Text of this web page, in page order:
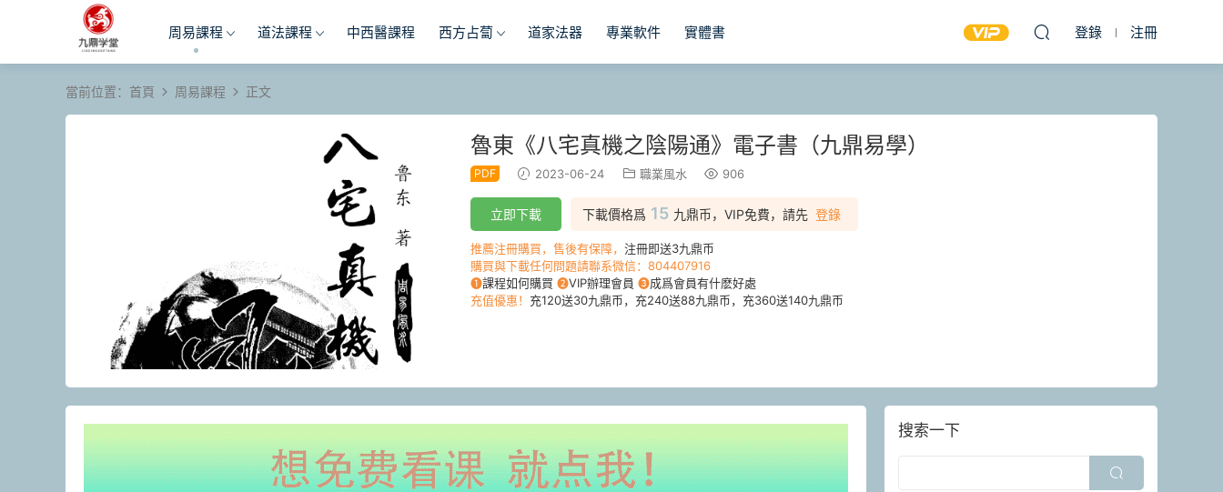
周易課程 道法課程 中西醫課程 西方占蔔 道家法器 專業軟件 實體書 登錄 注冊
當前位置： 首頁 周易課程 正文
魯東《八宅真機之陰陽通》電子書（九鼎易學）
PDF 2023-06-24 職業風水 906
下載價格爲 15 九鼎币，VIP免費，請先 登錄
立即下載
推薦注冊購買，售後有保障， 注冊即送3九鼎币
購買與下載任何問題請聯系微信：804407916
❶課程如何購買 ❷VIP辦理會員 ❸成爲會員有什麽好處
充值優惠！ 充120送30九鼎币，充240送88九鼎币，充360送140九鼎币
搜索一下